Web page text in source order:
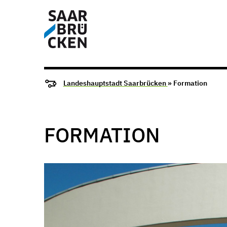
Landeshauptstadt Saarbrücken » Formation
FORMATION